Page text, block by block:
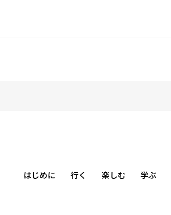
はじめに 行く 楽しむ 学ぶ